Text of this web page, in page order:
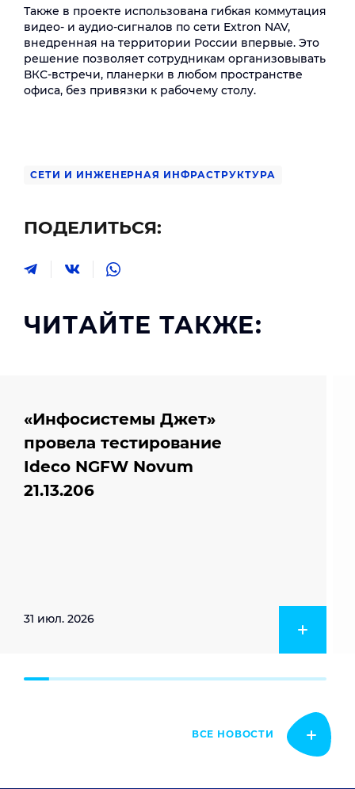
Также в проекте использована гибкая коммутация
видео- и аудио-сигналов по сети Extron NAV,
внедренная на территории России впервые. Это
решение позволяет сотрудникам организовывать
ВКС-встречи, планерки в любом пространстве
офиса, без привязки к рабочему столу.
СЕТИ И ИНЖЕНЕРНАЯ ИНФРАСТРУКТУРА
ПОДЕЛИТЬСЯ:
ЧИТАЙТЕ ТАКЖЕ:
«Инфосистемы Джет»
провела тестирование
Ideco NGFW Novum
21.13.206
31 июл. 2026
ВСЕ НОВОСТИ